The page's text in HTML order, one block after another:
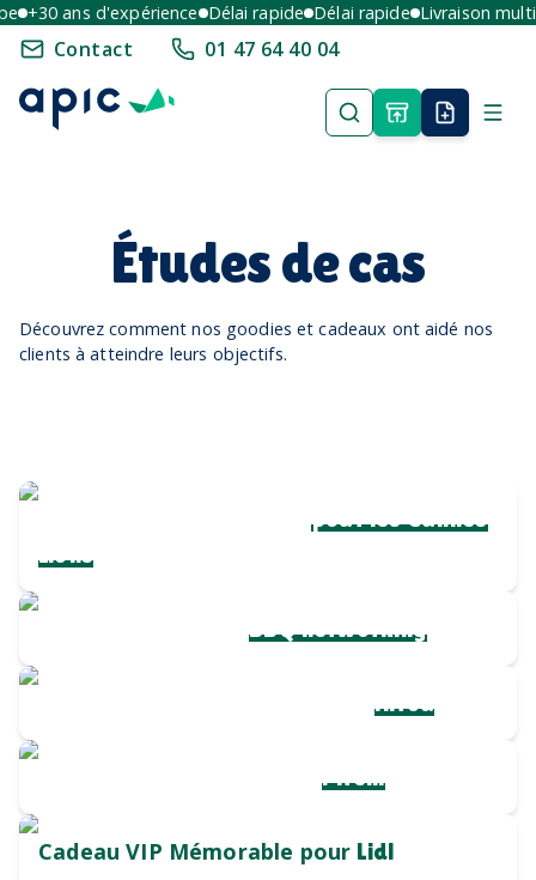
+30 ans d'expérience Délai rapide Délai rapide Livraison
Contact 01 47 64 40 04
Études de cas
Découvrez comment nos goodies et cadeaux ont aidé nos
clients à atteindre leurs objectifs.
Une collection complètepour les Cannes
Lions
Chapeaux de pailleBBQ networking
Chargeur sans fil personnaliséHiroa
Mug durable et qualitatifPirelli
Cadeau VIP Mémorable pour Lidl